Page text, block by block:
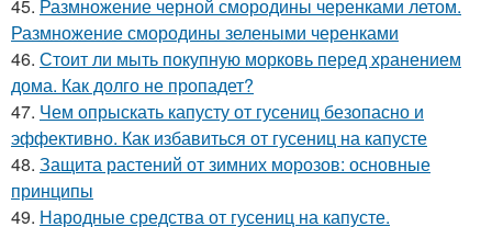
45. Размножение черной смородины черенками летом.
Размножение смородины зелеными черенками
46. Стоит ли мыть покупную морковь перед хранением
дома. Как долго не пропадет?
47. Чем опрыскать капусту от гусениц безопасно и
эффективно. Как избавиться от гусениц на капусте
48. Защита растений от зимних морозов: основные
принципы
49. Народные средства от гусениц на капусте.